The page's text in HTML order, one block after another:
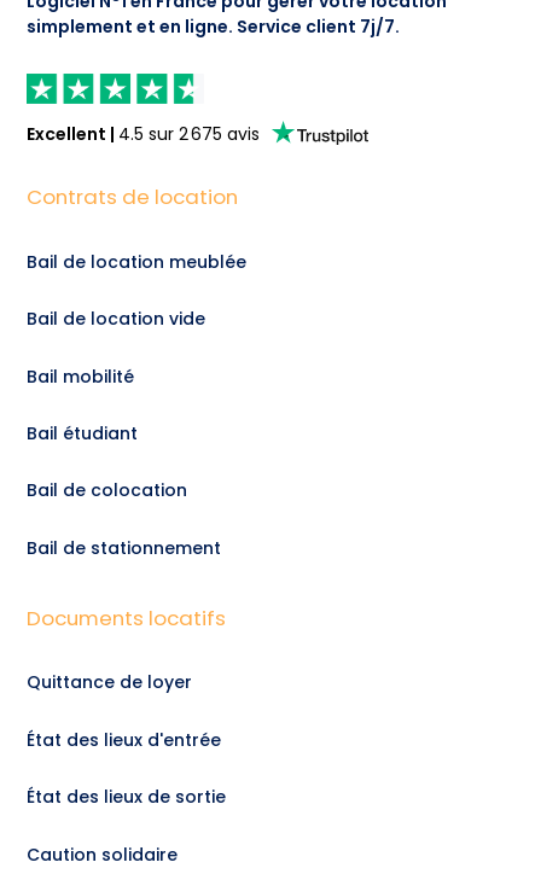
simplement et en ligne. Service client 7j/7.
Excellent | 4.5 sur2 675 avis
Contrats de location
Bail de location meublée
Bail de location vide
Bail mobilité
Bail étudiant
Bail de colocation
Bail de stationnement
Documents locatifs
Quittance de loyer
État des lieux d'entrée
État des lieux de sortie
Caution solidaire